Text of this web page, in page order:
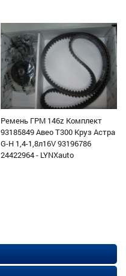
Ремень ГРМ 146z Комплект
93185849 Авео Т300 Круз Астра
G-H 1,4-1,8л16V 93196786
24422964 - LYNXauto